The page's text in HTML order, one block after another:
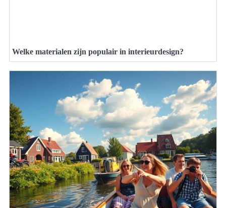
Welke materialen zijn populair in interieurdesign?